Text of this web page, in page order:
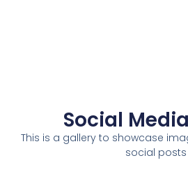
Social
This is a gallery to showcase
social posts